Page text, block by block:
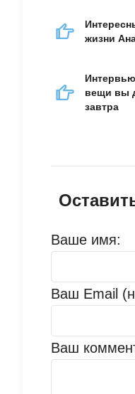
жизни
вещи вы
завтра
Ваше имя:
Ваш Email
Ваш